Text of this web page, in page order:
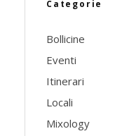
Categorie
Bollicine
Eventi
Itinerari
Locali
Mixology